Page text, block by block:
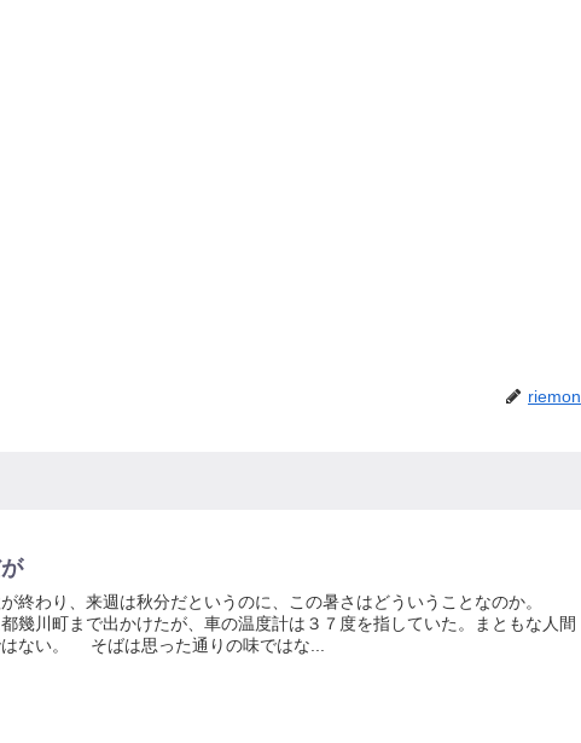
riemon
終わり、来週は秋分だというのに、この暑さはどういうことなのか。
幾川町まで出かけたが、車の温度計は３７度を指していた。まともな人間
ない。 そばは思った通りの味ではな...